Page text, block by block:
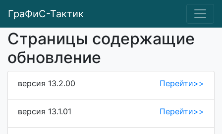
ГраФиС-Тактик
Страницы содержащие
обновление
версия 13.2.00 Перейти>>
версия 13.1.01 Перейти>>